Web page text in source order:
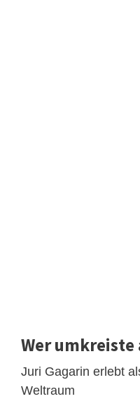
Wer umkreiste
Juri Gagarin erlebt
Weltraum